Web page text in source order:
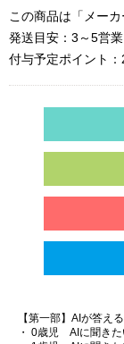
この商品は「メーカ
発送目安：3～5営
付与予定ポイント：
【第一部】AIが答え
・ 0歳児 AIに聞き